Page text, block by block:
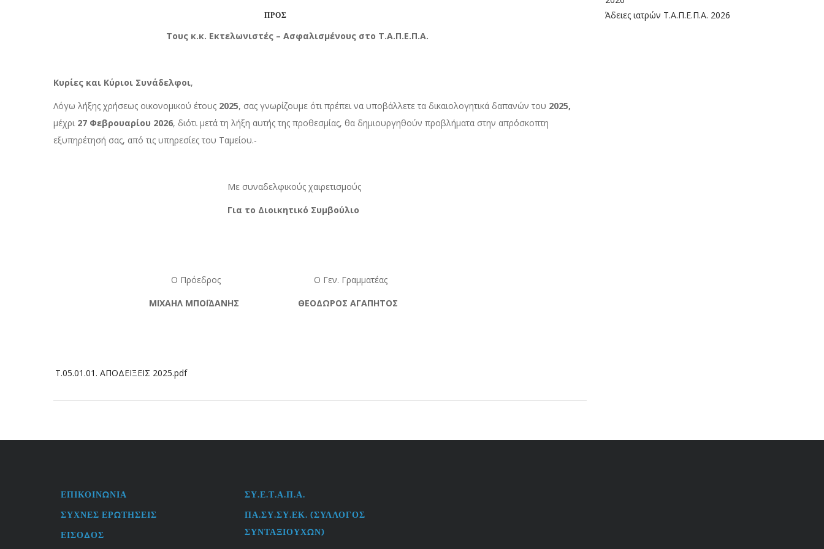
ΠΡΟΣ
Τους κ.κ. Εκτελωνιστές – Ασφαλισμένους στο Τ.Α.Π.Ε.Π.Α.
Κυρίες και Κύριοι Συνάδελφοι,
Λόγω λήξης χρήσεως οικονομικού έτους 2025, σας γνωρίζουμε ότι πρέπει να υποβάλλετε τα δικαιολογητικά δαπανών του 2025,
μέχρι 27 Φεβρουαρίου 2026, διότι μετά τη λήξη αυτής της προθεσμίας, θα δημιουργηθούν προβλήματα στην απρόσκοπτη
εξυπηρέτησή σας, από τις υπηρεσίες του Ταμείου.-
Με συναδελφικούς χαιρετισμούς
Για το Διοικητικό Συμβούλιο
Ο Πρόεδρος Ο Γεν. Γραμματέας
ΜΙΧΑΗΛ ΜΠΟΪΔΑΝΗΣ ΘΕΟΔΩΡΟΣ ΑΓΑΠΗΤΟΣ
Τ.05.01.01. ΑΠΟΔΕΙΞΕΙΣ 2025.pdf
Άδειες ιατρών Τ.Α.Π.Ε.Π.Α. 2026
FOOTER
MENU
ΕΠΙΚΟΙΝΩΝΊΑ
ΣΥΧΝΈΣ ΕΡΩΤΉΣΕΙΣ
ΕΊΣΟΔΟΣ
USEFUL
LINKS
ΣΥ.Ε.Τ.Α.Π.Α.
ΠΑ.ΣΥ.ΣΥ.ΕΚ. (ΣΎΛΛΟΓΟΣ
ΣΥΝΤΑΞΙΟΎΧΩΝ)